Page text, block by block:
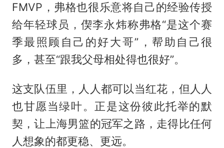
FMVP，弗格也很乐意将自己的经验传授
给年轻球员，偰李永炜称弗格“是这个赛
季最照顾自己的好大哥”，帮助自己很
多，甚至“跟我父母相处得也很好”。
这支队伍里，人人都可以当红花，但人人
也甘愿当绿叶。正是这份彼此托举的默
契，让上海男篮的冠军之路，走得比任何
人想象的都更稳、更远。